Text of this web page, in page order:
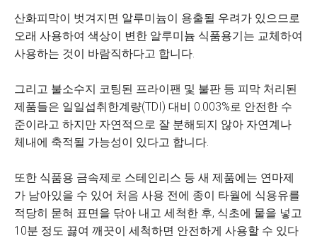
산화피막이 벗겨지면 알루미늄이 용출될 우려가 있으므로
오래 사용하여 색상이 변한 알루미늄 식품용기는 교체하여
사용하는 것이 바람직하다고 합니다.
그리고 불소수지 코팅된 프라이팬 및 불판 등 피막 처리된
제품들은 일일섭취한계량(TDI) 대비 0.003%로 안전한 수
준이라고 하지만 자연적으로 잘 분해되지 않아 자연계나
체내에 축적될 가능성이 있다고 합니다.
또한 식품용 금속제로 스테인리스 등 새 제품에는 연마제
가 남아있을 수 있어 처음 사용 전에 종이 타월에 식용유를
적당히 묻혀 표면을 닦아 내고 세척한 후, 식초에 물을 넣고
10분 정도 끓여 깨끗이 세척하면 안전하게 사용할 수 있다